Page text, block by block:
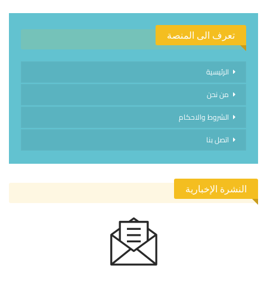
تعرف الى المنصة
الرئيسية
من نحن
الشروط والاحكام
اتصل بنا
النشرة الإخبارية